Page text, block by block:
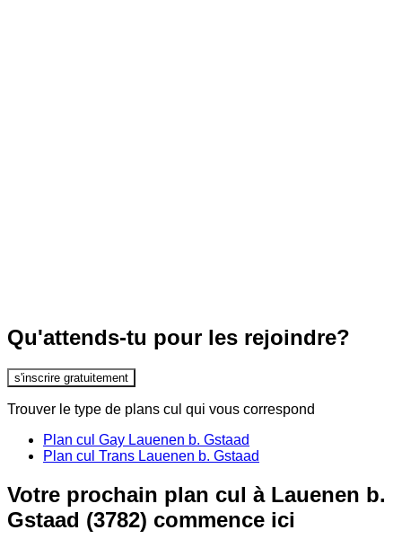
Qu'attends-tu pour les rejoindre?
s'inscrire gratuitement
Trouver le type de plans cul qui vous correspond
Plan cul Gay Lauenen b. Gstaad
Plan cul Trans Lauenen b. Gstaad
Votre prochain plan cul à Lauenen b.
Gstaad (3782) commence ici